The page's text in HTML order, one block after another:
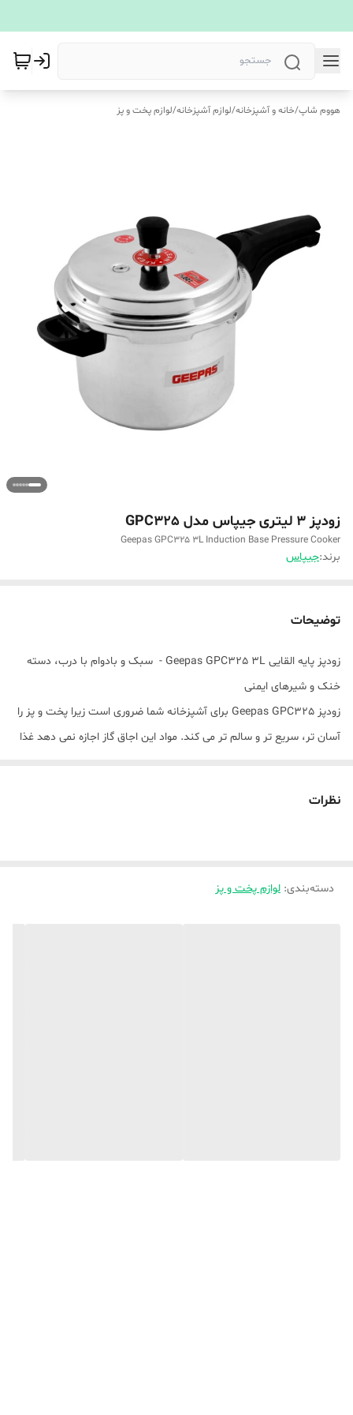
هووم شاپ/خانه و آشپزخانه/لوازم آشپزخانه/لوازم پخت و پز
زودپز 3 لیتری جیپاس مدل GPC325
Geepas GPC325 3L Induction Base Pressure Cooker
برند:جیپاس
توضیحات
زودپز پایه القایی Geepas GPC325 3L - سبک و بادوام با درب، دسته
خنک و شیرهای ایمنی
زودپز Geepas GPC325 برای آشپزخانه شما ضروری است زیرا پخت و پز را
آسان تر، سریع تر و سالم تر می کند. مواد این اجاق گاز اجازه نمی دهد غذا
بدنه داخلی نچسب
نظرات
دسته‌بندی: لوازم پخت و پز